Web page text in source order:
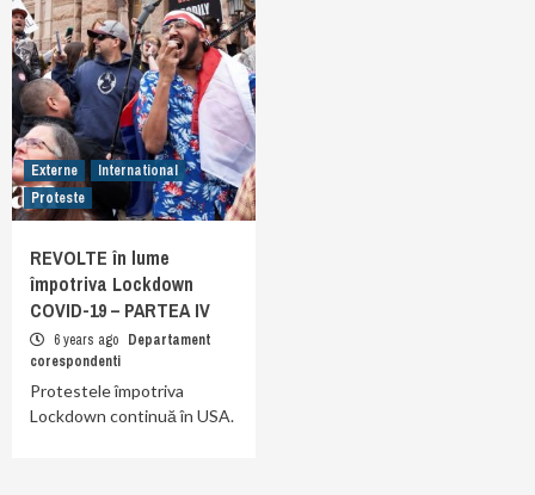
Externe
International
Proteste
REVOLTE în lume
împotriva Lockdown
COVID-19 – PARTEA IV
6 years ago Departament
corespondenti
Protestele împotriva
Lockdown continuă în USA.